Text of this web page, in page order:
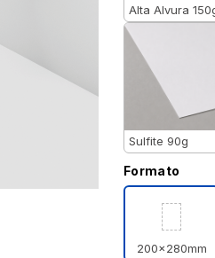
Alta Alvura
Sulfite 90g
Formato
200x280mm